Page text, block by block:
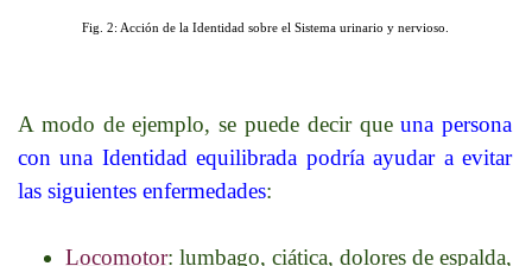
Fig. 2: Acción de la Identidad sobre el Sistema urinario y nervioso.
A modo de ejemplo, se puede decir queuna persona
con una Identidad equilibrada podría ayudar a evitar
las siguientes enfermedades:
Locomotor: lumbago, ciática, dolores de espalda,